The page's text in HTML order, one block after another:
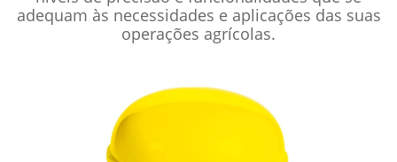
adequam às necessidades e aplicações das suas
operações agrícolas.